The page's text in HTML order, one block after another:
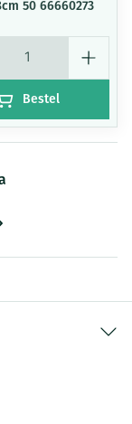
50 66660273
Bestel